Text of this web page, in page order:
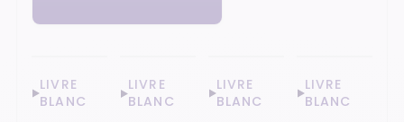
LIVRE
BLANC
LIVRE
BLANC
LIVRE
BLANC
LIVRE
BLANC